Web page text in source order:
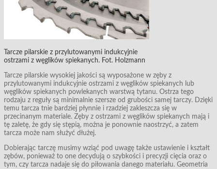
Tarcze pilarskie z przylutowanymi indukcyjnie
ostrzami z węglików spiekanych. Fot. Holzmann
Tarcze pilarskie wysokiej jakości są wyposażone w zęby z
przylutowanymi indukcyjnie ostrzami z węglików spiekanych lub
węglików spiekanych powlekanych warstwą tytanu. Ostrza tego
rodzaju z reguły są minimalnie szersze od grubości samej tarczy. Dzięki
temu tarcza tnie bardziej płynnie i rzadziej zakleszcza się w
przecinanym materiale. Zęby z ostrzami z węglików spiekanych mają i
tę zaletę, że gdy się stępią, można je ponownie naostrzyć, a zatem
tarcza może nam służyć dłużej.
Dobierając tarczę musimy wziąć pod uwagę także ustawienie i kształt
zębów, ponieważ to one decydują o szybkości i precyzji cięcia oraz o
tym, czy tarcza nadaje się do piłowania danego materiału. Geometria